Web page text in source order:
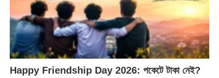
Happy Friendship Day 2026: পকেটে টাকা নেই?